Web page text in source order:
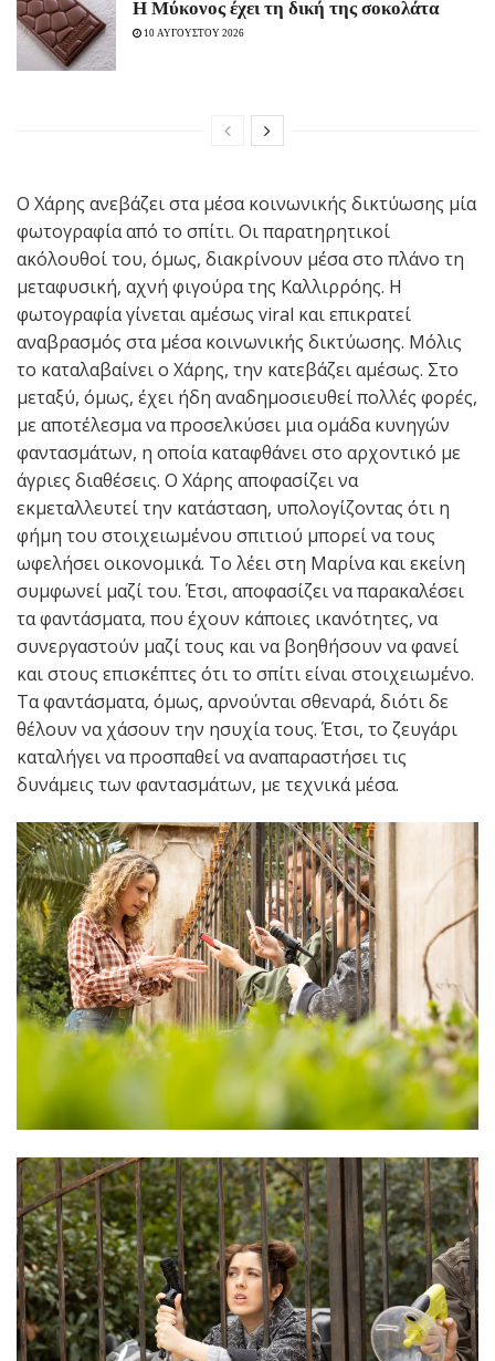
Η Μύκονος έχει τη δική της σοκολάτα
10 ΑΥΓΟΥΣΤΟΥ 2026
Ο Χάρης ανεβάζει στα μέσα κοινωνικής δικτύωσης μία
φωτογραφία από το σπίτι. Οι παρατηρητικοί
ακόλουθοί του, όμως, διακρίνουν μέσα στο πλάνο τη
μεταφυσική, αχνή φιγούρα της Καλλιρρόης. Η
φωτογραφία γίνεται αμέσως viral και επικρατεί
αναβρασμός στα μέσα κοινωνικής δικτύωσης. Μόλις
το καταλαβαίνει ο Χάρης, την κατεβάζει αμέσως. Στο
μεταξύ, όμως, έχει ήδη αναδημοσιευθεί πολλές φορές,
με αποτέλεσμα να προσελκύσει μια ομάδα κυνηγών
φαντασμάτων, η οποία καταφθάνει στο αρχοντικό με
άγριες διαθέσεις. Ο Χάρης αποφασίζει να
εκμεταλλευτεί την κατάσταση, υπολογίζοντας ότι η
φήμη του στοιχειωμένου σπιτιού μπορεί να τους
ωφελήσει οικονομικά. Το λέει στη Μαρίνα και εκείνη
συμφωνεί μαζί του. Έτσι, αποφασίζει να παρακαλέσει
τα φαντάσματα, που έχουν κάποιες ικανότητες, να
συνεργαστούν μαζί τους και να βοηθήσουν να φανεί
και στους επισκέπτες ότι το σπίτι είναι στοιχειωμένο.
Τα φαντάσματα, όμως, αρνούνται σθεναρά, διότι δε
θέλουν να χάσουν την ησυχία τους. Έτσι, το ζευγάρι
καταλήγει να προσπαθεί να αναπαραστήσει τις
δυνάμεις των φαντασμάτων, με τεχνικά μέσα.